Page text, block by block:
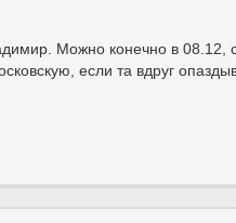
Можно конечно в 08.12,
если та вдруг